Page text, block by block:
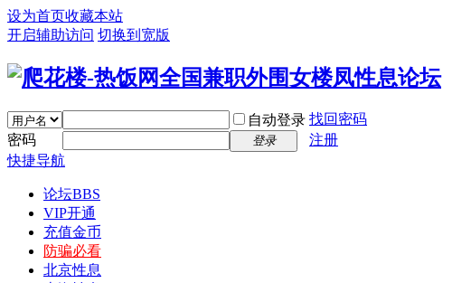
设为首页收藏本站
开启辅助访问 切换到宽版
自动登录 找回密码
密码
登录
注册
快捷导航
论坛BBS
VIP开通
充值金币
防骗必看
北京性息